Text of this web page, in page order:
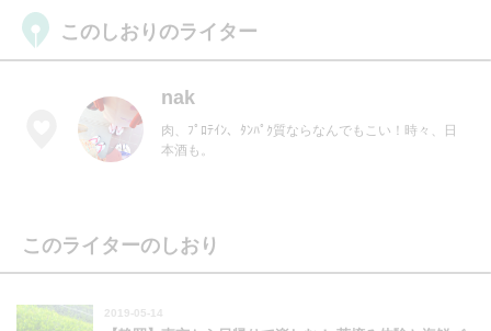
このしおりのライター
nak
肉、ﾌﾟﾛﾃｲﾝ、ﾀﾝﾊﾟｸ質ならなんでもこい！時々、日
本酒も。
このライターのしおり
2019-05-14